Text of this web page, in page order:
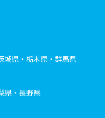
城県・栃木県・群馬県
県・長野県